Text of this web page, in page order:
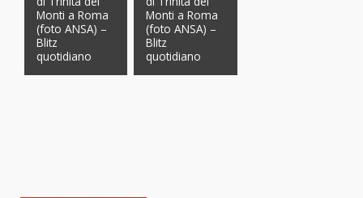
Monti a Roma
(foto ANSA) –
Blitz
quotidiano
Monti a Roma
(foto ANSA) –
Blitz
quotidiano